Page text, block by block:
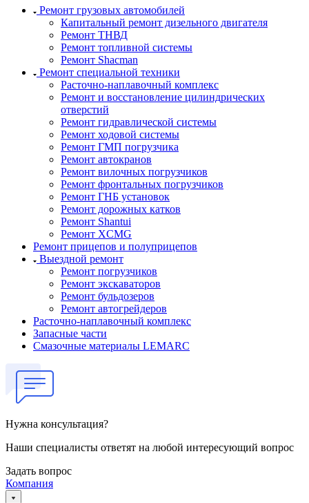
Ремонт грузовых автомобилей
Капитальный ремонт дизельного двигателя
Ремонт ТНВД
Ремонт топливной системы
Ремонт Shacman
Ремонт специальной техники
Расточно-наплавочный комплекс
Ремонт и восстановление цилиндрических
отверстий
Ремонт гидравлической системы
Ремонт ходовой системы
Ремонт ГМП погрузчика
Ремонт автокранов
Ремонт вилочных погрузчиков
Ремонт фронтальных погрузчиков
Ремонт ГНБ установок
Ремонт дорожных катков
Ремонт Shantui
Ремонт XCMG
Ремонт прицепов и полуприцепов
Выездной ремонт
Ремонт погрузчиков
Ремонт экскаваторов
Ремонт бульдозеров
Ремонт автогрейдеров
Расточно-наплавочный комплекс
Запасные части
Смазочные материалы LEMARC
Нужна консультация?
Наши специалисты ответят на любой интересующий вопрос
Задать вопрос
Компания